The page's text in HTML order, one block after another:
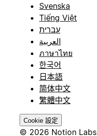
Svenska
Tiếng Việt
עברית
العربية
ภาษาไทย
한국어
日本語
简体中文
繁體中文
Cookie 設定
© 2026 Notion